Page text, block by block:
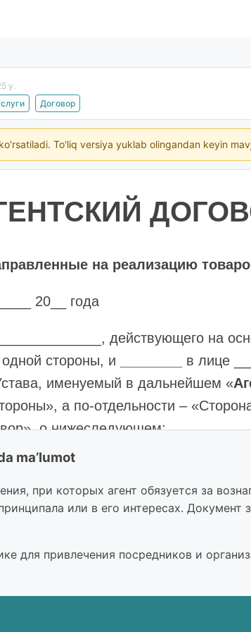
y.
Договор
To'liq versiya yuklab olingandan keyin
на реализацию
20__ года
действующего на
стороны, и
в лице
именуемый в дальнейшем «
а по-отдельности –
о нижеследующем:
по поручению
в пункте 2.1 Договора.
с третьими лицами
ma’lumot
при которых агент обязуется за
или в его интересах. Документ
для привлечения посредников и